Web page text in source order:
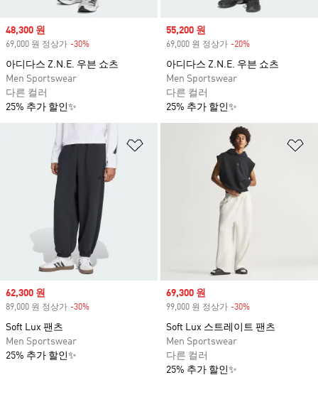
Sale price
48,300 원
69,000 원 정상가 -30%
아디다스 Z.N.E. 우븐 쇼츠
Men Sportswear
다른 컬러
25% 추가 할인✨
Sale price
55,200 원
69,000 원 정상가 -20%
아디다스 Z.N.E. 우븐 쇼츠
Men Sportswear
다른 컬러
25% 추가 할인✨
Sale price
62,300 원
89,000 원 정상가 -30%
Soft Lux 팬츠
Men Sportswear
25% 추가 할인✨
Sale price
69,300 원
99,000 원 정상가 -30%
Soft Lux 스트레이트 팬츠
Men Sportswear
다른 컬러
25% 추가 할인✨